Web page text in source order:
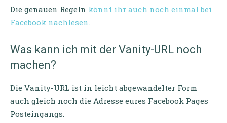
Die genauen Regeln könnt ihr auch noch einmal bei
Facebook nachlesen.
Was kann ich mit der Vanity-URL noch
machen?
Die Vanity-URL ist in leicht abgewandelter Form
auch gleich noch die Adresse eures Facebook Pages
Posteingangs.